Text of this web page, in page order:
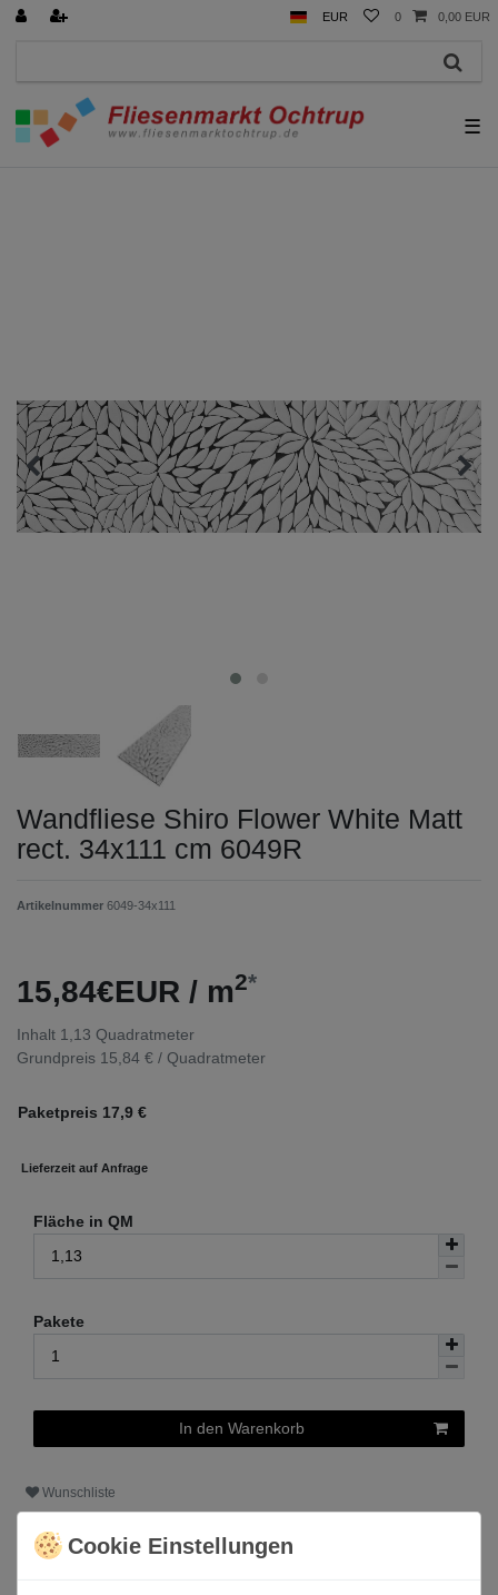
EUR 0 0,00 EUR
☰
Wandfliese Shiro Flower White Matt
rect. 34x111 cm 6049R
Artikelnummer 6049-34x111
15,84€EUR / m2*
Inhalt 1,13 Quadratmeter
Grundpreis 15,84 € / Quadratmeter
Paketpreis 17,9 €
Lieferzeit auf Anfrage
Fläche in QM
Pakete
In den Warenkorb
Wunschliste
* inkl. ges. MwSt. zzgl.Versandkosten
Cookie Einstellungen